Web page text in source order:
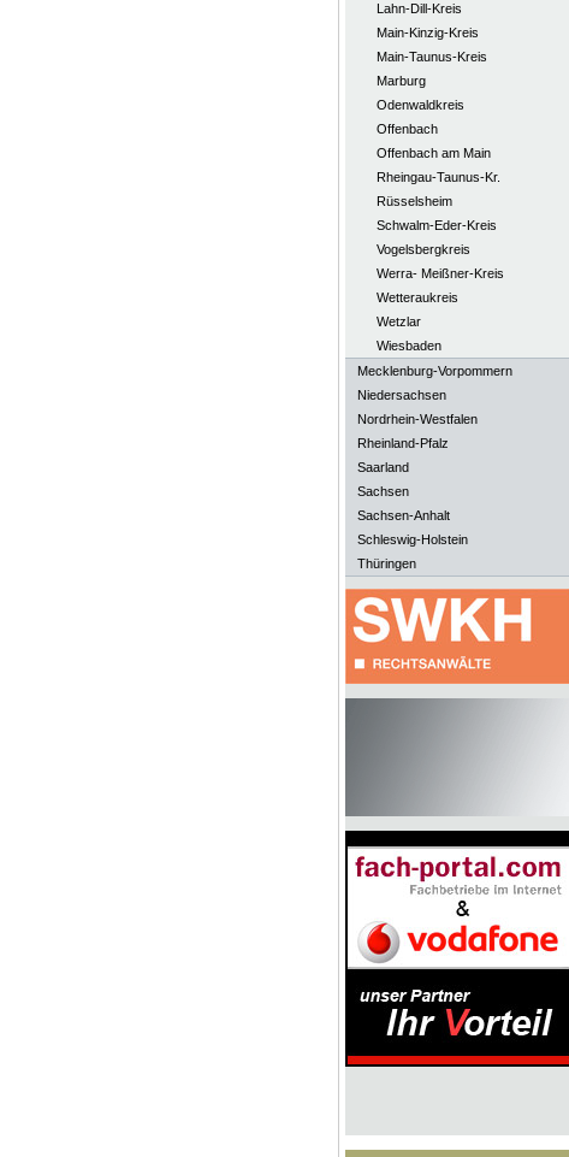
Lahn-Dill-Kreis
Main-Kinzig-Kreis
Main-Taunus-Kreis
Marburg
Odenwaldkreis
Offenbach
Offenbach am Main
Rheingau-Taunus-Kr.
Rüsselsheim
Schwalm-Eder-Kreis
Vogelsbergkreis
Werra- Meißner-Kreis
Wetteraukreis
Wetzlar
Wiesbaden
Mecklenburg-Vorpommern
Niedersachsen
Nordrhein-Westfalen
Rheinland-Pfalz
Saarland
Sachsen
Sachsen-Anhalt
Schleswig-Holstein
Thüringen